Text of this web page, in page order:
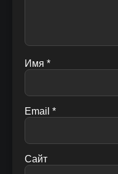
Имя *
Email *
Сайт